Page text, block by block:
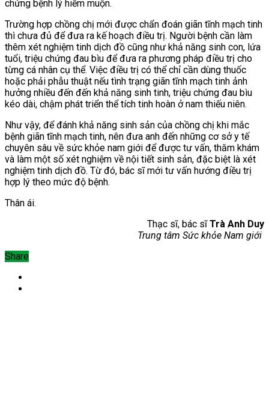
chứng bệnh lý hiếm muộn.
Trường hợp chồng chị mới được chẩn đoán giãn tĩnh mạch tinh
thì chưa đủ để đưa ra kế hoạch điều trị. Người bệnh cần làm
thêm xét nghiệm tinh dịch đồ cũng như khả năng sinh con, lứa
tuổi, triệu chứng đau bìu để đưa ra phương pháp điều trị cho
từng cá nhân cụ thể. Việc điều trị có thể chỉ cần dùng thuốc
hoặc phải phẫu thuật nếu tình trạng giãn tĩnh mạch tinh ảnh
hưởng nhiều đến đến khả năng sinh tinh, triệu chứng đau bìu
kéo dài, chậm phát triển thể tích tinh hoàn ở nam thiếu niên.
Như vậy, để đánh khả năng sinh sản của chồng chị khi mắc
bệnh giãn tĩnh mạch tinh, nên đưa anh đến những cơ sở y tế
chuyên sâu về sức khỏe nam giới để được tư vấn, thăm khám
và làm một số xét nghiệm về nội tiết sinh sản, đặc biệt là xét
nghiệm tinh dịch đồ. Từ đó, bác sĩ mới tư vấn hướng điều trị
hợp lý theo mức độ bệnh.
Thân ái.
Thạc sĩ, bác sĩTrà Anh Duy
Trung tâm Sức khỏe Nam giới
Share